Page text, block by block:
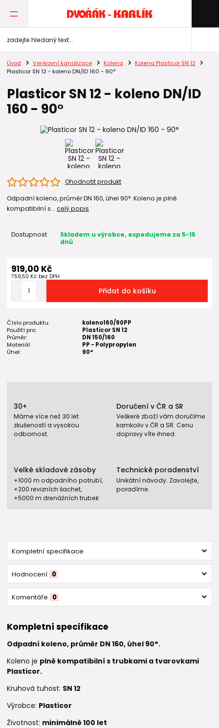
Úvod Venkovní kanalizace Kolena
Kolena Plasticor SN 12
Plasticor SN 12 - koleno DN/ID 160 - 90°
Plasticor SN 12 - koleno DN/ID
160 - 90°
Ohodnotit produkt
Odpadní koleno, průměr DN 160, úhel 90°. Koleno je plně
kompatibilní s... celý popis
Dostupnost
Skladem u výrobce, expedujeme za 5-15
dnů
919,00 Kč
759,50 Kč bez DPH
Přidat do košíku
Číslo produktu:
koleno160/90PP
Použití pro:
Plasticor SN 12
Průměr:
DN 150/160
Materiál:
PP - Polypropylen
Úhel:
90°
30+
Máme více než 30 let
zkušeností a vysokou
odbornost.
Doručení v ČR a SR
Veškeré zboží vám doručíme
kamkoliv v ČR a SR. Cenu
dopravy víte ihned.
Velké skladové zásoby
+1000 m odpadního potrubí,
+200 revizních šachet,
+5000 m drenážních trubek
Technické poradenství
Unikátní návody. Zavolejte,
poradíme.
Kompletní specifikace
Hodnocení 0
Komentáře 0
Kompletní specifikace
Odpadní koleno, průměr DN 160, úhel 90°.
Koleno je plně kompatibilní s trubkami a tvarovkami
Plasticor.
Kruhová tuhost: SN 12
Výrobce: Plasticor
Životnost: minimálně 100 let